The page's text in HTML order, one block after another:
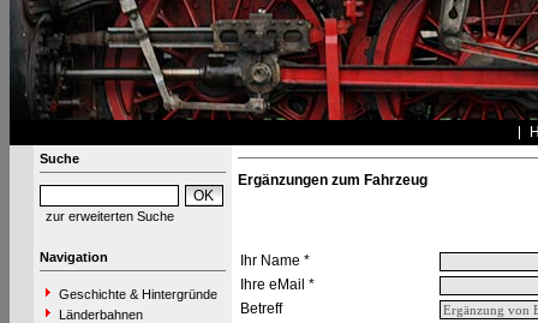
Suche
zur erweiterten Suche
Navigation
Geschichte & Hintergründe
Länderbahnen
Ergänzungen zum Fahrzeug
Ihr Name *
Ihre eMail *
Betreff